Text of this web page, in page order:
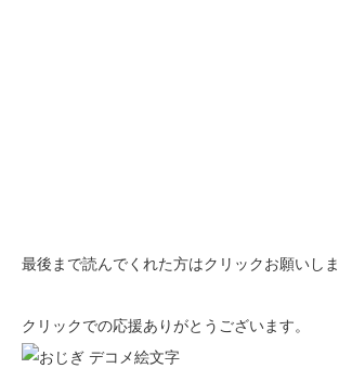
最後まで読んでくれた方はクリックお願いし
クリックでの応援ありがとうございます。